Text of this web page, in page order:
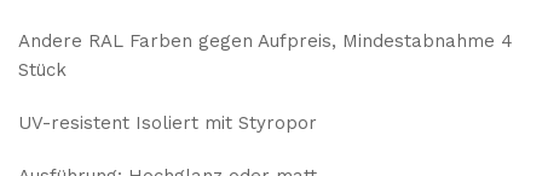
Andere RAL Farben gegen Aufpreis, Mindestabnahme 4
Stück
UV-resistent Isoliert mit Styropor